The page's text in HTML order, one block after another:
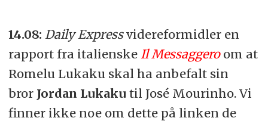
14.08: Daily Expressvidereformidler en
rapport fra italienske Il Messaggeroom at
Romelu Lukaku skal ha anbefalt sin
bror Jordan Lukaku til José Mourinho. Vi
finner ikke noe om dette på linken de